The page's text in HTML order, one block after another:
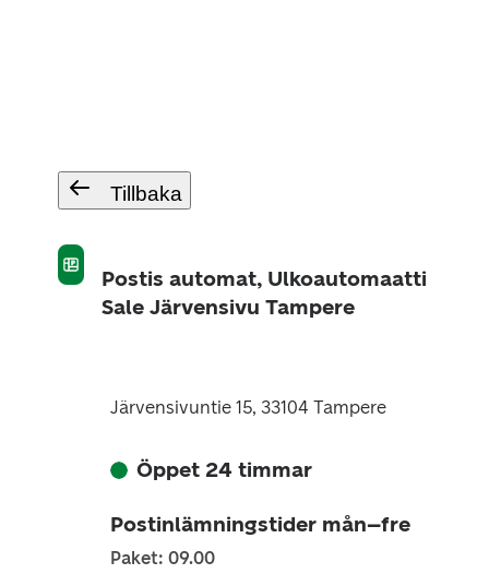
Tillbaka
Postis automat, Ulkoautomaatti
Sale Järvensivu Tampere
Järvensivuntie 15, 33104 Tampere
Öppet 24 timmar
Postinlämningstider mån–fre
Paket: 09.00